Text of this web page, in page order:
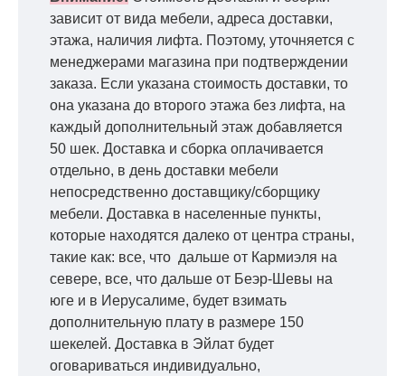
зависит от вида мебели, адреса доставки,
этажа, наличия лифта. Поэтому, уточняется с
менеджерами магазина при подтверждении
заказа. Если указана стоимость доставки, то
она указана до второго этажа без лифта, на
каждый дополнительный этаж добавляется
50 шек. Доставка и сборка оплачивается
отдельно, в день доставки мебели
непосредственно доставщику/сборщику
мебели. Доставка в населенные пункты,
которые находятся далеко от центра страны,
такие как: все, что дальше от Кармиэля на
севере, все, что дальше от Беэр-Шевы на
юге и в Иерусалиме, будет взимать
дополнительную плату в размере 150
шекелей. Доставка в Эйлат будет
оговариваться индивидуально,